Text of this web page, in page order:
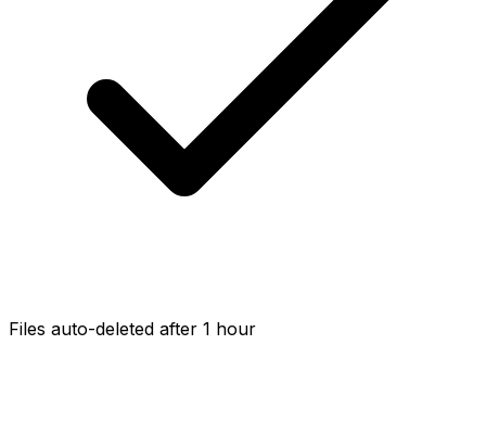
Files auto-deleted after 1 hour